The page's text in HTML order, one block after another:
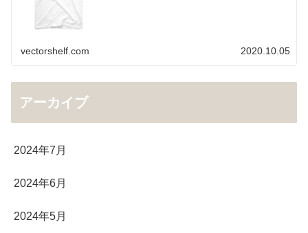
vectorshelf.com 2020.10.05
アーカイブ
2024年7月
2024年6月
2024年5月